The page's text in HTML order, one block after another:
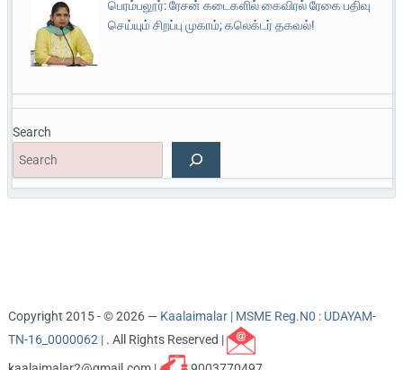
பெரம்பலூர்: ரேசன் கடைகளில் கைவிரல் ரேகை பதிவு
செய்யும் சிறப்பு முகாம்; கலெக்டர் தகவல்!
Search
Copyright 2015 - © 2026 — Kaalaimalar | MSME Reg.N0 : UDAYAM-
TN-16_0000062 | . All Rights Reserved |